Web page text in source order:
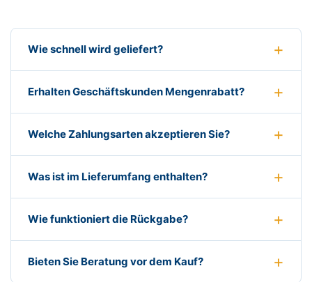
Wie schnell wird geliefert?
Erhalten Geschäftskunden Mengenrabatt?
Welche Zahlungsarten akzeptieren Sie?
Was ist im Lieferumfang enthalten?
Wie funktioniert die Rückgabe?
Bieten Sie Beratung vor dem Kauf?